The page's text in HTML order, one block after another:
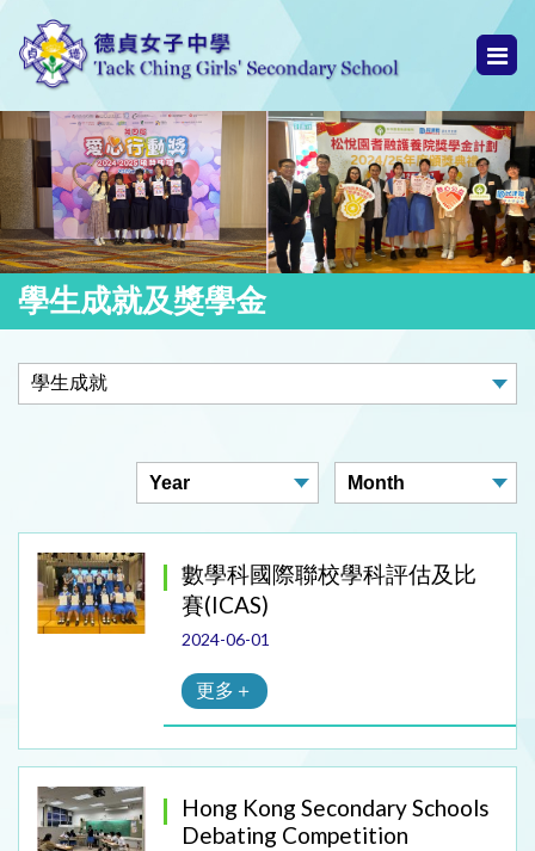
學生成就及獎學金
數學科國際聯校學科評估及比
賽(ICAS)
2024-06-01
更多＋
Hong Kong Secondary Schools
Debating Competition